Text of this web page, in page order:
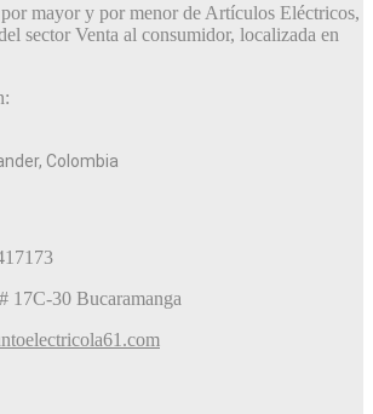
mayor y por menor de Artículos Eléctricos,
sector Venta al consumidor, localizada en
Colombia
17C-30 Bucaramanga